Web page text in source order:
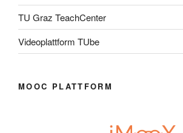
TU Graz TeachCenter
Videoplattform TUbe
MOOC PLATTFORM